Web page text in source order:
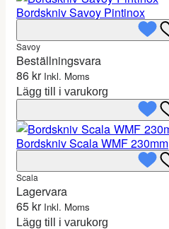
Bordskniv Savoy Pintinox
Savoy
Beställningsvara
86 kr Inkl. Moms
Lägg till i varukorg
Bordskniv Scala WMF 230mm
Scala
Lagervara
65 kr Inkl. Moms
Lägg till i varukorg